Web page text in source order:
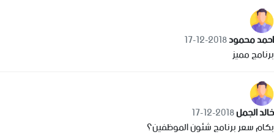
احمد محمود2018-12-17
برنامج مميز
خالد الجمل2018-12-17
بكام سعر برنامج شئون الموظفين؟